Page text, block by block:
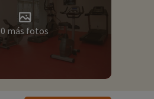
0 más fotos